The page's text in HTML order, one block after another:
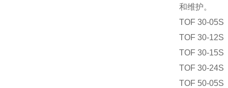
和维护。
TOF 30-
TOF 30-
TOF 30-
TOF 30-
TOF 50-